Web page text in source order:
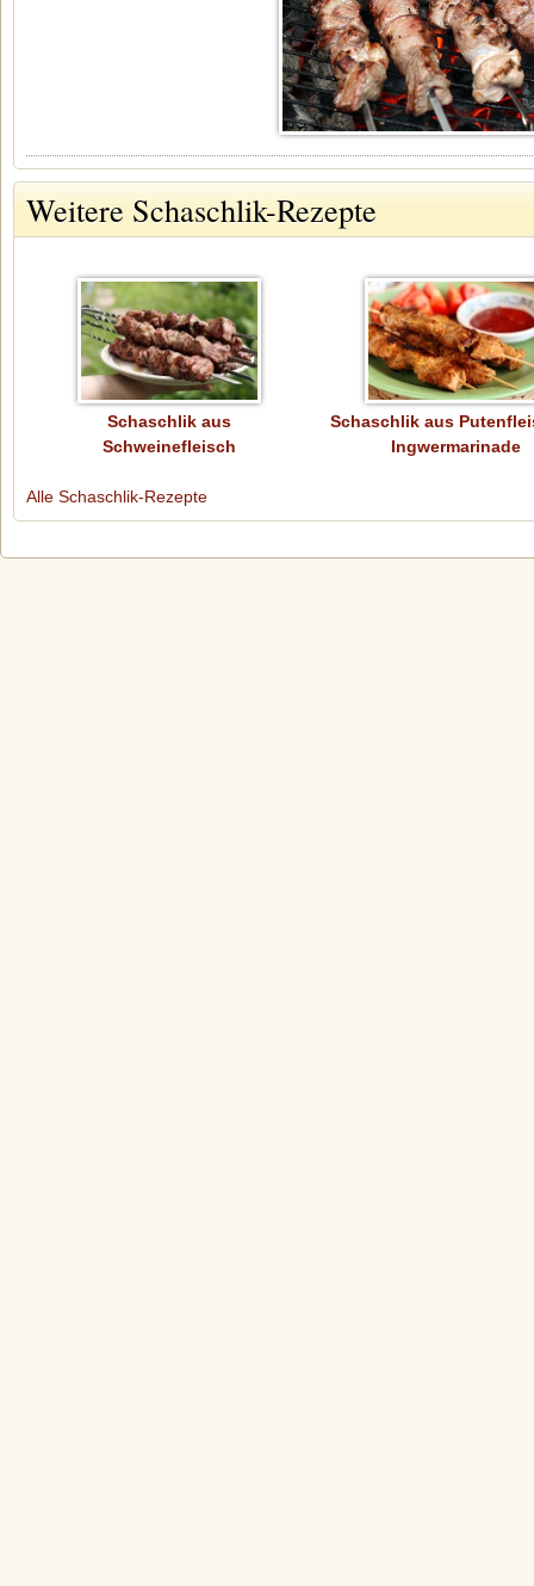
Weitere Schaschlik-Rezepte
Schaschlik aus
Schweinefleisch
Schaschlik aus
Ingwermarinade
Alle Schaschlik-Rezepte